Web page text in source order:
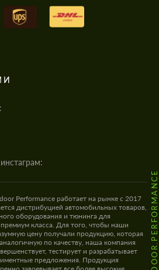
@HODOOR.PERFORMANCE
Performance работает на рынке с 2017
дистрибуцией автомобильных товаров,
оборудования и тюнинга для
класса. Для того, чтобы наши
цену получали продукцию, которая
по качеству, наша компания
тестирует и разрабатывает
предложения. Продукция